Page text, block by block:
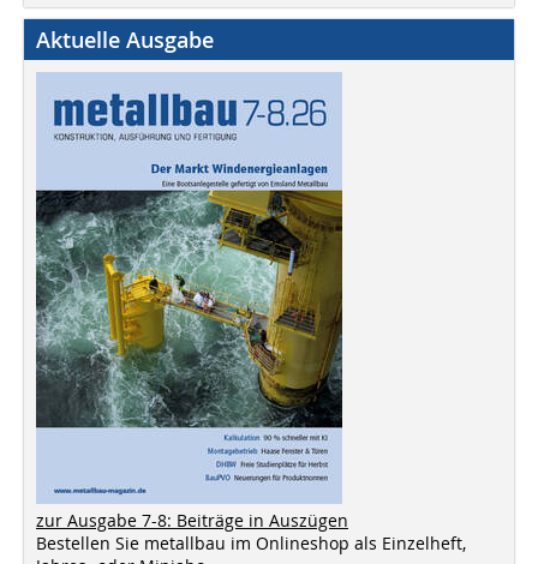
Aktuelle Ausgabe
zur Ausgabe 7-8: Beiträge in Auszügen
Bestellen Sie metallbau im Onlineshop als Einzelheft,